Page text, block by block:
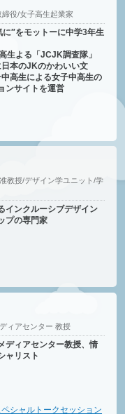
役/女子高生起業家
″をモットーに中学3年生
生よる「JCJK調査隊」
本のJKのかわいい文
高生による女子中高生の
ンサイトを運営
教授/デザイン学ユニット/学
インクルーシブデザイン
プの専門家
ィアセンター 教授
ディアセンター教授、情
ャリスト
シャルトークセッション